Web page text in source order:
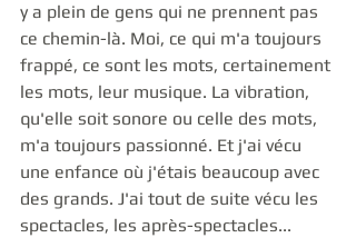
y a plein de gens qui ne prennent pas
ce chemin-là. Moi, ce qui m'a toujours
frappé, ce sont les mots, certainement
les mots, leur musique. La vibration,
qu'elle soit sonore ou celle des mots,
m'a toujours passionné. Et j'ai vécu
une enfance où j'étais beaucoup avec
des grands. J'ai tout de suite vécu les
spectacles, les après-spectacles...